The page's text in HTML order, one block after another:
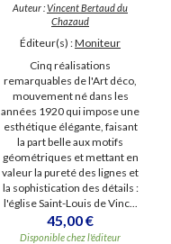
Auteur :Vincent Bertaud du
Chazaud
Éditeur(s) :Moniteur
Cinq réalisations
remarquables de l'Art déco,
mouvement né dans les
années 1920 qui impose une
esthétique élégante, faisant
la part belle aux motifs
géométriques et mettant en
valeur la pureté des lignes et
la sophistication des détails :
l'église Saint-Louis de Vinc...
45,00 €
Disponible chez l'éditeur